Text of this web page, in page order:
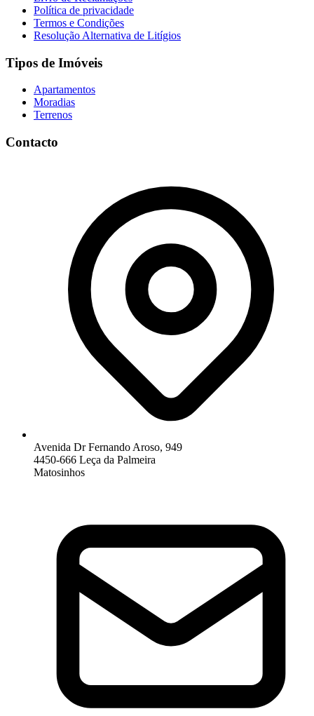
Política de privacidade
Termos e Condições
Resolução Alternativa de Litígios
Tipos de Imóveis
Apartamentos
Moradias
Terrenos
Contacto
Avenida Dr Fernando Aroso, 949
4450-666 Leça da Palmeira
Matosinhos